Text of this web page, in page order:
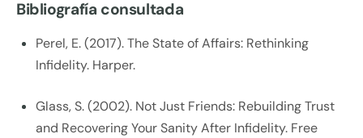
Bibliografía consultada
Perel, E. (2017). The State of Affairs: Rethinking
Infidelity. Harper.
Glass, S. (2002). Not Just Friends: Rebuilding Trust
and Recovering Your Sanity After Infidelity. Free